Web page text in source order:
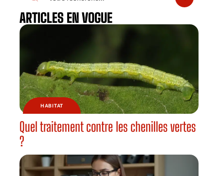
ARTICLES EN VOGUE
HABITAT
Quel traitement contre les chenilles vertes
?